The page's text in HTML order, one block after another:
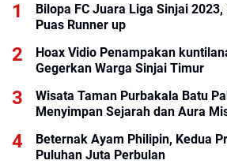
Bilopa FC Juara Liga Sinjai
Puas Runner up
Hoax Vidio Penampakan
Gegerkan Warga Sinjai Timur
Wisata Taman Purbakala Batu
Menyimpan Sejarah dan Aura
Beternak Ayam Philipin, Kedua
Puluhan Juta Perbulan